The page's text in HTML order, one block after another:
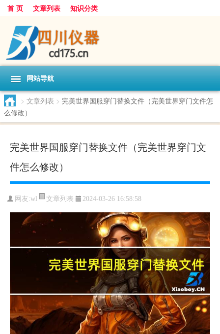
首 页 文章列表 知识分类
网站导航
> 文章列表 > 完美世界国服穿门替换文件（完美世界穿门文件怎
么修改）
完美世界国服穿门替换文件（完美世界穿门文
件怎么修改）
网友:wl 文章列表 2024-03-26 16:58:58